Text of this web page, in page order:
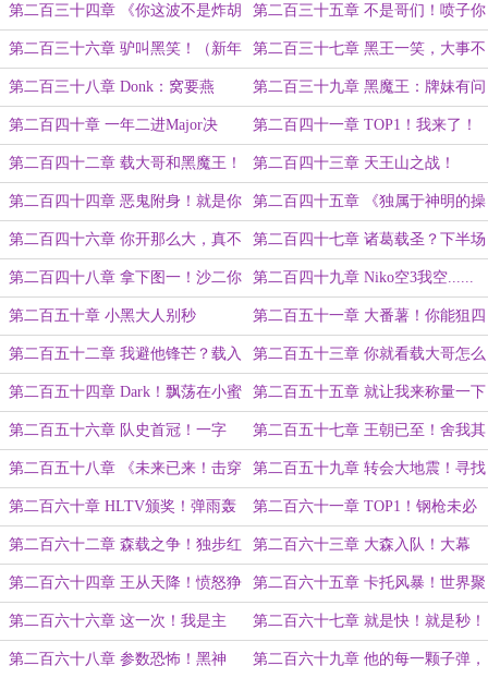
决赛！ 者！
第二百三十四章 《你这波不是炸胡
我随你怎么说》!
第二百三十五章 不是哥们！喷子你
也能开转啊！
第二百三十六章 驴叫黑笑！（新年
快乐）
第二百三十七章 黑王一笑，大事不
妙！
第二百三十八章 Donk：窝要燕
牌！
第二百三十九章 黑魔王：牌妹有问
题！（大章）
第二百四十章 一年二进Major决
赛！驴已急哭！
第二百四十一章 TOP1！我来了！
第二百四十二章 载大哥和黑魔王！
谁是绿玩？
第二百四十三章 天王山之战！
第二百四十四章 恶鬼附身！就是你
小子把人带进来的？
第二百四十五章 《独属于神明的操
作！》
第二百四十六章 你开那么大，真不
怕被封号啊？
第二百四十七章 诸葛载圣？下半场
你就看载大哥怎么狙吧！
第二百四十八章 拿下图一！沙二你
就看载大哥怎么狙吧！
第二百四十九章 Niko空3我空......
等等夺少？30？！！
第二百五十章 小黑大人别秒
了！！！
第二百五十一章 大番薯！你能狙四
个吗？！
第二百五十二章 我避他锋芒？载入
Major史册的一枪！
第二百五十三章 你就看载大哥怎么
狙吧（X）你就看黑神怎么狙吧
（√）！
第二百五十四章 Dark！飘荡在小蜜
蜂上空的幽灵！
第二百五十五章 就让我来称量一下
你的Zone吧！
第二百五十六章 队史首冠！一字
狂！真魔王！
第二百五十七章 王朝已至！舍我其
谁？
第二百五十八章 《未来已来！击穿
赛场的黑魔王！》
第二百五十九章 转会大地震！寻找
下一个Dark！
第二百六十章 HLTV颁奖！弹雨轰
雷定九州，巅峰却道寻常秋！
第二百六十一章 TOP1！钢枪未必
夸神射，他日登神万古彻！
第二百六十二章 森载之争！独步红
尘笑古今！
第二百六十三章 大森入队！大幕
起！
第二百六十四章 王从天降！愤怒狰
狞！
第二百六十五章 卡托风暴！世界聚
焦！
第二百六十六章 这一次！我是主
角！！！
第二百六十七章 就是快！就是秒！
第二百六十八章 参数恐怖！黑神 第二百六十九章 他的每一颗子弹，